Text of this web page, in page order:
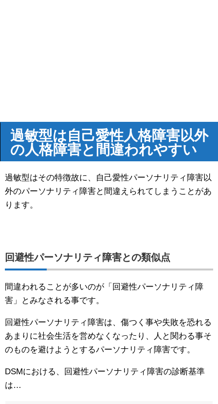
過敏型は自己愛性人格障害以外
の人格障害と間違われやすい
過敏型はその特徴故に、自己愛性パーソナリティ障害以
外のパーソナリティ障害と間違えられてしまうことがあ
ります。
回避性パーソナリティ障害との類似点
間違われることが多いのが「回避性パーソナリティ障
害」とみなされる事です。
回避性パーソナリティ障害は、傷つく事や失敗を恐れる
あまりに社会生活を営めなくなったり、人と関わる事そ
のものを避けようとするパーソナリティ障害です。
DSMにおける、回避性パーソナリティ障害の診断基準
は…